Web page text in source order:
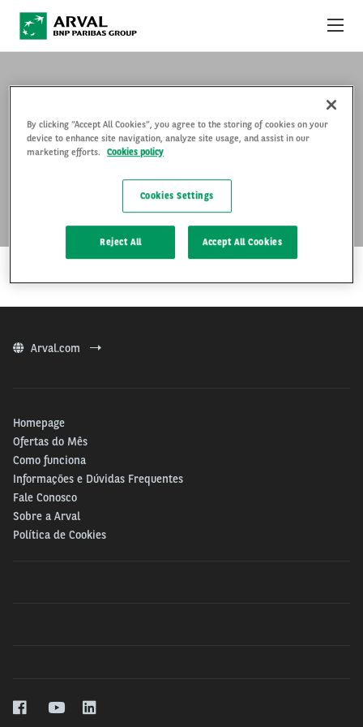
COMMANDER SUV 1.3 T270
LEIA MAIS
Arval.com
Homepage
Ofertas do Mês
Como funciona
Informações e Dúvidas Frequentes
Fale Conosco
Sobre a Arval
Política de Cookies
OFERTAS DO MÊS
COMO FUNCIONA
By clicking “Accept All Cookies”, you agree to the storing of cookies on your
device to enhance site navigation, analyze site usage, and assist in our
marketing efforts.
Cookies policy
Cookies Settings
Reject All Accept All Cookies